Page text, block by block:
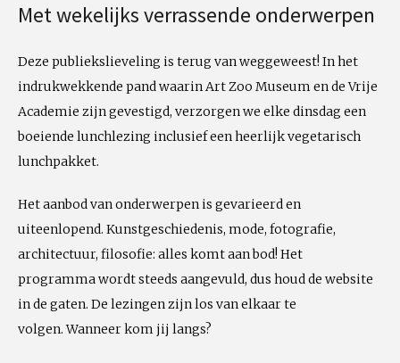
Met wekelijks verrassende onderwerpen
Deze publiekslieveling is terug van weggeweest! In het
indrukwekkende pand waarin Art Zoo Museum en de Vrije
Academie zijn gevestigd, verzorgen we elke dinsdag een
boeiende lunchlezing inclusief een heerlijk vegetarisch
lunchpakket.
Het aanbod van onderwerpen is gevarieerd en
uiteenlopend. Kunstgeschiedenis, mode, fotografie,
architectuur, filosofie: alles komt aan bod! Het
programma wordt steeds aangevuld, dus houd de website
in de gaten. De lezingen zijn los van elkaar te
volgen. Wanneer kom jij langs?